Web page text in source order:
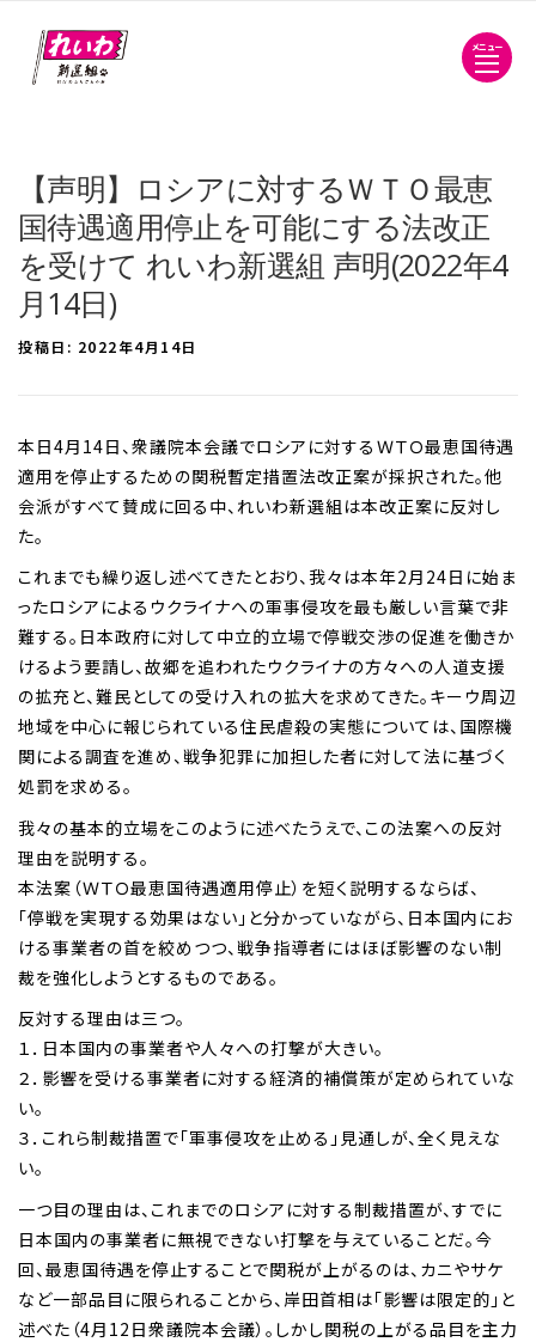
メニュー
【声明】ロシアに対するＷＴＯ最恵
国待遇適用停止を可能にする法改正
を受けて れいわ新選組 声明(2022年4
月14日)
投稿日: 2022年4月14日
本日4月14日、衆議院本会議でロシアに対するＷＴＯ最恵国待遇
適用を停止するための関税暫定措置法改正案が採択された。他
会派がすべて賛成に回る中、れいわ新選組は本改正案に反対し
た。
これまでも繰り返し述べてきたとおり、我々は本年2月24日に始ま
ったロシアによるウクライナへの軍事侵攻を最も厳しい言葉で非
難する。日本政府に対して中立的立場で停戦交渉の促進を働きか
けるよう要請し、故郷を追われたウクライナの方々への人道支援
の拡充と、難民としての受け入れの拡大を求めてきた。キーウ周辺
地域を中心に報じられている住民虐殺の実態については、国際機
関による調査を進め、戦争犯罪に加担した者に対して法に基づく
処罰を求める。
我々の基本的立場をこのように述べたうえで、この法案への反対
理由を説明する。
本法案（ＷＴＯ最恵国待遇適用停止）を短く説明するならば、
「停戦を実現する効果はない」と分かっていながら、日本国内にお
ける事業者の首を絞めつつ、戦争指導者にはほぼ影響のない制
裁を強化しようとするものである。
反対する理由は三つ。
１．日本国内の事業者や人々への打撃が大きい。
２．影響を受ける事業者に対する経済的補償策が定められていな
い。
３．これら制裁措置で「軍事侵攻を止める」見通しが、全く見えな
い。
一つ目の理由は、これまでのロシアに対する制裁措置が、すでに
日本国内の事業者に無視できない打撃を与えていることだ。今
回、最恵国待遇を停止することで関税が上がるのは、カニやサケ
など一部品目に限られることから、岸田首相は「影響は限定的」と
述べた（4月12日衆議院本会議）。しかし関税の上がる品目を主力